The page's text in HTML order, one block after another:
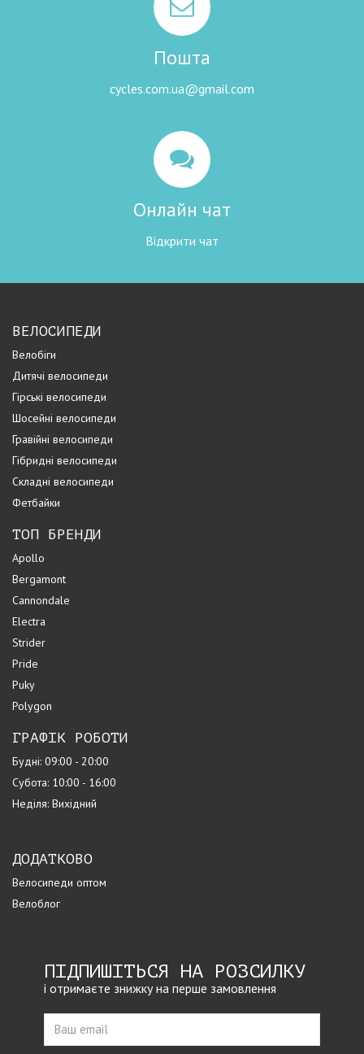
Пошта
cycles.com.ua@gmail.com
Онлайн чат
Відкрити чат
ВЕЛОСИПЕДИ
Велобіги
Дитячі велосипеди
Гірські велосипеди
Шосейні велосипеди
Гравійні велосипеди
Гібридні велосипеди
Складні велосипеди
Фетбайки
ТОП БРЕНДИ
Apollo
Bergamont
Cannondale
Electra
Strider
Pride
Puky
Polygon
ГРАФІК РОБОТИ
Будні: 09:00 - 20:00
Субота: 10:00 - 16:00
Неділя: Вихідний
ДОДАТКОВО
Велосипеди оптом
Велоблог
ПІДПИШІТЬСЯ НА РОЗСИЛКУ
і отримаєте знижку на перше замовлення